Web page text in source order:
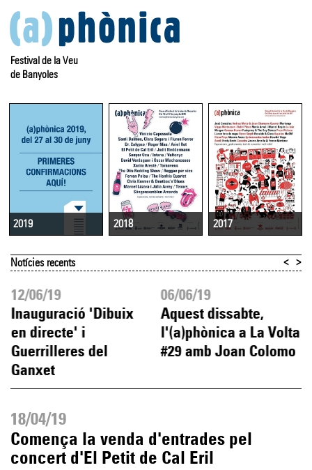
Festival de la Veu
de Banyoles
2019 2018 2017
Notícies recents
12/06/19
Inauguració 'Dibuix
en directe' i
Guerrilleres del
Ganxet
06/06/19
Aquest dissabte,
l'(a)phònica a La Volta
#29 amb Joan Colomo
< >
18/04/19
Comença la venda d'entrades pel
concert d'El Petit de Cal Eril